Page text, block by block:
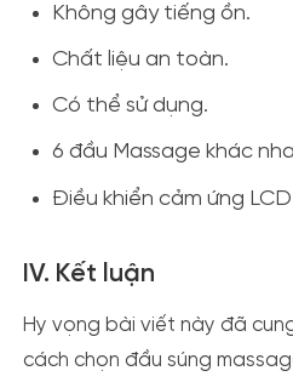
Không gây tiếng ồn.
Chất liệu an toàn.
Có thể sử dụng.
6 đầu Massage khác
Điều khiển cảm ứng LCD
IV. Kết luận
Hy vọng bài viết này đã
cách chọn đầu súng